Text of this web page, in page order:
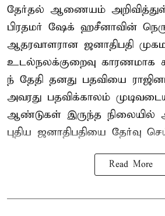
தேர்தல் ஆணையம்
பிரதமர் ஷேக் ஹசீனாவின்
ஆதரவாளரான ஜனாதிபதி
உடல்நலக்குறைவு காரணமாக
ந் தேதி தனது பதவியை
அவரது பதவிக்காலம்
ஆண்டுகள் இருந்த நிலையில்
புதிய ஜனாதிபதியை தேர்வு
Read More